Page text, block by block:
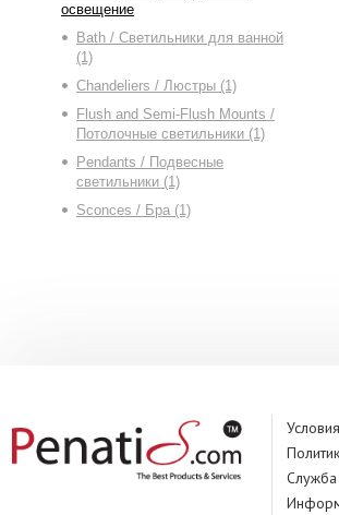
освещение
Bath / Светильники для ванной
(1)
Chandeliers / Люстры (1)
Flush and Semi-Flush Mounts /
Потолочные светильники (1)
Pendants / Подвесные
светильники (1)
Sconces / Бра (1)